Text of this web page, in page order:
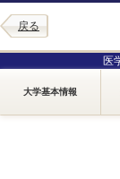
戻る
医
大学基本情報